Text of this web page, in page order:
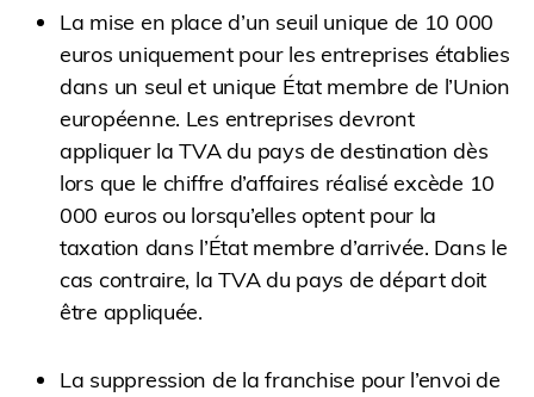
La mise en place d’un seuil unique de 10 000
euros uniquement pour les entreprises établies
dans un seul et unique État membre de l’Union
européenne. Les entreprises devront
appliquer la TVA du pays de destination dès
lors que le chiffre d’affaires réalisé excède 10
000 euros ou lorsqu’elles optent pour la
taxation dans l’État membre d’arrivée. Dans le
cas contraire, la TVA du pays de départ doit
être appliquée.
La suppression de la franchise pour l’envoi de